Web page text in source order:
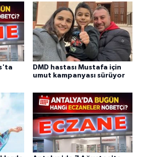
DMD hastası Mustafa için
umut kampanyası sürüyor